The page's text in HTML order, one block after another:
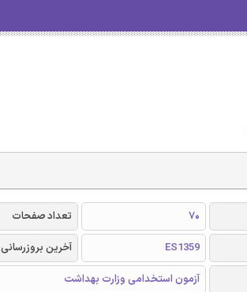
70 تعداد صفحات
ES1359 آخرین بروزرسانی
آزمون استخدامی وزارت بهداشت